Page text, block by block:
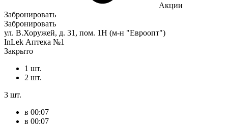
Акции
Забронировать
Забронировать
ул. В.Хоружей, д. 31, пом. 1Н (м-н "Евроопт")
InLek Аптека №1
Закрыто
1 шт.
2 шт.
3 шт.
в 00:07
в 00:07